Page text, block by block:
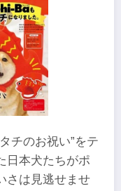
チのお祝い”をテ
日本犬たちがポ
さは見逃せませ